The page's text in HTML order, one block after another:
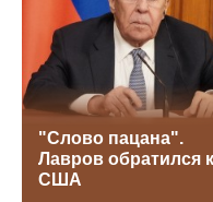
"Слово пацана".
Лавров обратился к
США